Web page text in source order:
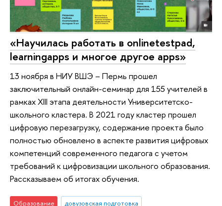
«Научилась работать в onlinetestpad,
learningapps и многое другое apps»
13 ноября в НИУ ВШЭ – Пермь прошел
заключительный онлайн-семинар для 155 учителей в
рамках XIII этапа деятельности Университетско-
школьного кластера. В 2021 году кластер прошел
цифровую перезагрузку, содержание проекта было
полностью обновлено в аспекте развития цифровых
компетенций современного педагога с учетом
требований к цифровизации школьного образования.
Рассказываем об итогах обучения.
Образование
довузовская подготовка